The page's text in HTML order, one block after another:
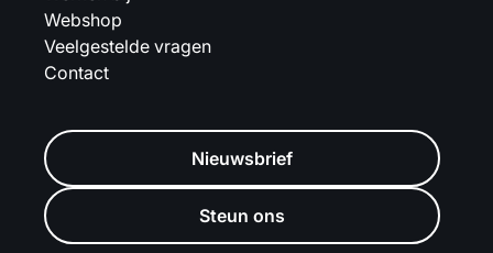
Webshop
Veelgestelde vragen
Contact
Nieuwsbrief
Steun ons